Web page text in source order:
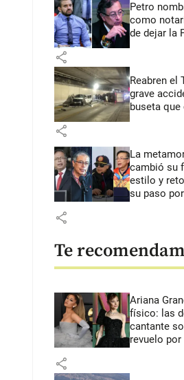
Petro
como
de dejar la
share
Reabren el
grave
buseta
share
La
cambió su
estilo y
su paso
share
Te
Ariana
físico: las
cantante
revuelo por
share